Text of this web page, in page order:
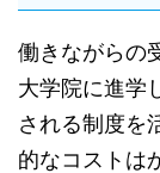
働きながらの
大学院に進学
される制度を
的なコストは